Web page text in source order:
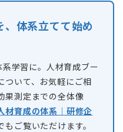
、体系立てて始め
学習に。人材育成ブー
ついて、お気軽にご相
果測定までの全体像
材育成の体系｜研修企
もご覧いただけます。